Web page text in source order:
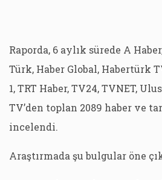
Raporda, 6 aylık sürede A
Türk, Haber Global, Habertürk
1, TRT Haber, TV24, TVNET,
TV’den toplan 2089 haber ve
incelendi.
Araştırmada şu bulgular öne